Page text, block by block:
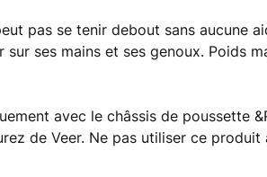
pas se tenir debout sans aucune
ses mains et ses genoux. Poids
avec le châssis de poussette
de Veer. Ne pas utiliser ce produit